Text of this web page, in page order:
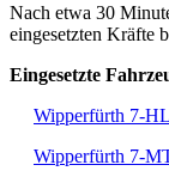
Nach etwa 30
eingesetzten Kräfte
Eingesetzte
Wipperfürth 7-
Wipperfürth 7-